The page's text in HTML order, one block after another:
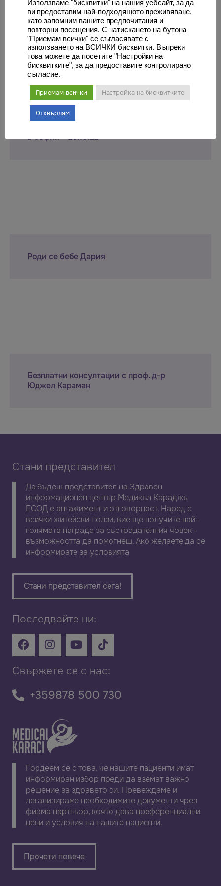
Стефан Рис
в София – 28.10.22
Роди се бебе Дария
Безплатни консултации с проф. д-р
Юджел Караман
Стани представител
Да бъдеш представител на Здравен
информационен център Медикъл Караджъ
ЕООД е ангажимент и отговорност. Наред с
всички житейски ползи, вие ще получите най-
голямата награда за състрадателния човек -
възможността да помогнеш. Ако желаете да се
информирате за условията
Стани представител сега!
Последвайте ни:
Свържете се с нас:
+359878 500 730
Гордеем се с това, че нашите пациенти имат
информиран избор преди да вземат важно
решение за здравето си. Превеждаме и
легализираме необходимите документи чрез
фирма партньор, която дава преференциални
цени и условия на нашите пациенти.
Прочети повече
Използваме "бисквитки" на нашия уебсайт, за да
ви предоставим най-подходящото преживяване,
като запомним вашите предпочитания и
повторни посещения. С натискането на бутона
"Приемам всички" се съгласявате с
използването на ВСИЧКИ бисквитки. Въпреки
това можете да посетите "Настройки на
бисквитките", за да предоставите контролирано
съгласие.
Приемам всички Настройка на бисквитките
Отхвърлям